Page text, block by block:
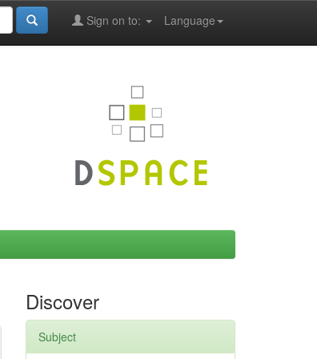
Language
Sign on to:
Discover
Subject